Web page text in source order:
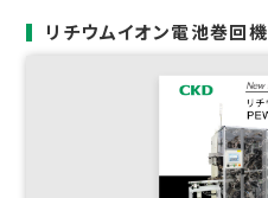
リチウムイオン電池巻回機